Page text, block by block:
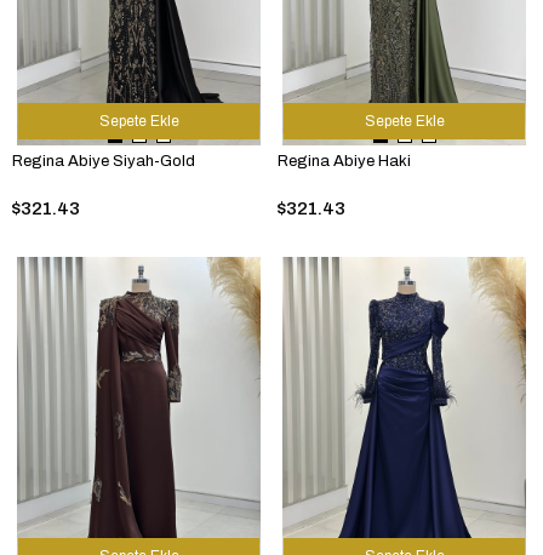
Regina Abiye Siyah-Gold
$321.43
Sepete Ekle
Regina Abiye Haki
$321.43
Sepete Ekle